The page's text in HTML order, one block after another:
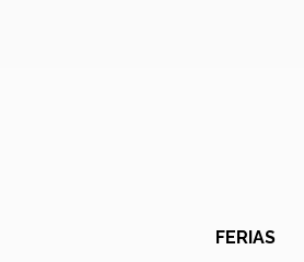
FERIAS